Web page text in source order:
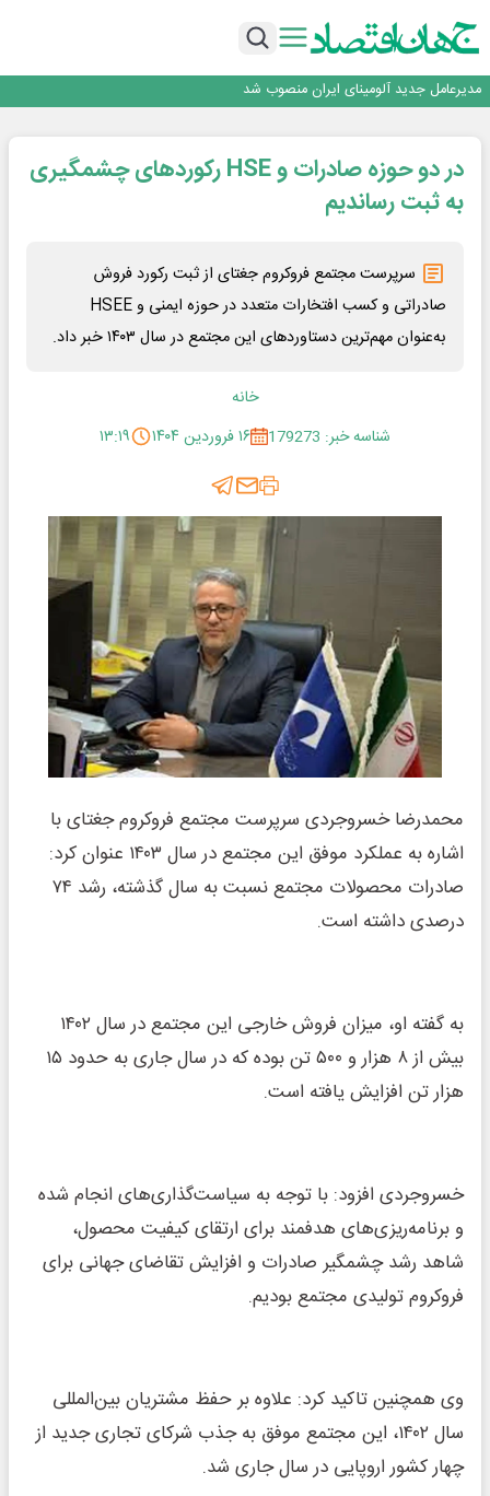
بازگشت فرش ماشینی به اصفهان پس از هفت سال؛ دو نمایشگاه تخصصی در شهر
مدیرعامل جدید آلومینای ایران منصوب شد
رونمایی فولاد غدیر نی ریز از سامانه ی « آقای پولاد»
بازگشت فرش ماشینی به اصفهان پس از هفت سال؛ دو نمایشگاه تخصصی در شهر
نمایشگاهی برگزار می‌شود
عرضه اولیه احیا استیل فولاد بافت
در دو حوزه صادرات و HSE رکوردهای چشمگیری
به ثبت رساندیم
سرپرست مجتمع فروکروم جغتای از ثبت رکورد فروش
صادراتی و کسب افتخارات متعدد در حوزه ایمنی و HSEE
به‌عنوان مهم‌ترین دستاوردهای این مجتمع در سال ۱۴۰۳ خبر داد.
خانه
شناسه خبر: 179273
۱۶ فروردین ۱۴۰۴ ۱۳:۱۹
محمدرضا خسروجردی سرپرست مجتمع فروکروم جغتای با
اشاره به عملکرد موفق این مجتمع در سال ۱۴۰۳ عنوان کرد:
صادرات محصولات مجتمع نسبت به سال گذشته، رشد ۷۴
درصدی داشته است.
به گفته او، میزان فروش خارجی این مجتمع در سال ۱۴۰۲
بیش از ۸ هزار و ۵۰۰ تن بوده که در سال جاری به حدود ۱۵
هزار تن افزایش یافته است.
خسروجردی افزود: با توجه به سیاست‌گذاری‌های انجام شده
و برنامه‌ریزی‌های هدفمند برای ارتقای کیفیت محصول،
شاهد رشد چشمگیر صادرات و افزایش تقاضای جهانی برای
فروکروم تولیدی مجتمع بودیم.
وی همچنین تاکید کرد: علاوه بر حفظ مشتریان بین‌المللی
سال ۱۴۰۲، این مجتمع موفق به جذب شرکای تجاری جدید از
چهار کشور اروپایی در سال جاری شد.